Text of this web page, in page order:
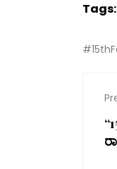
Tags: